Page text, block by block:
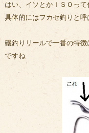
はい、イソとかＩＳＯっ
具体的にはフカセ釣りと
磯釣りリールで一番の特
ですね